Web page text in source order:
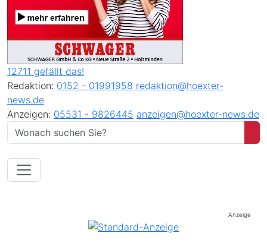
12711 gefällt das!
Redaktion: 0152 - 01991958 redaktion@hoexter-
news.de
Anzeigen: 05531 - 9826445 anzeigen@hoexter-news.de
Anzeige